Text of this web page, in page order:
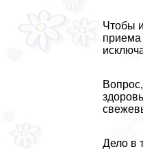
Чтобы
приема
Дело в